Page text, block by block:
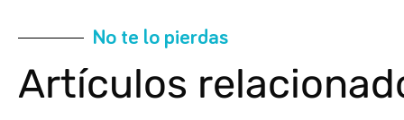
No te lo pierdas
Artículos